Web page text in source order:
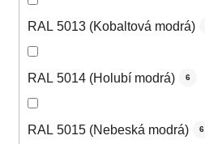
RAL 5013 (Kobaltová modrá)
RAL 5014 (Holubí modrá) 6
RAL 5015 (Nebeská modrá) 6